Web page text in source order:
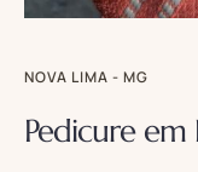
NOVA LIMA - MG
Pedicure em